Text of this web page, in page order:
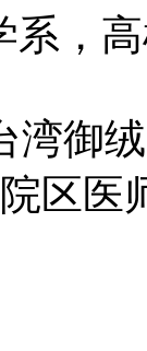
系，
湾御
区医